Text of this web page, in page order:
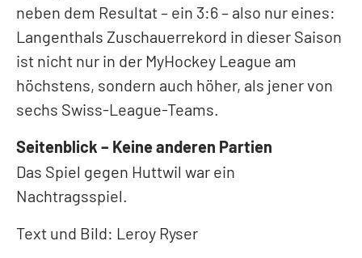
neben dem Resultat – ein 3:6 – also nur eines:
Langenthals Zuschauerrekord in dieser Saison
ist nicht nur in der MyHockey League am
höchstens, sondern auch höher, als jener von
sechs Swiss-League-Teams.
Seitenblick – Keine anderen Partien
Das Spiel gegen Huttwil war ein
Nachtragsspiel.
Text und Bild: Leroy Ryser